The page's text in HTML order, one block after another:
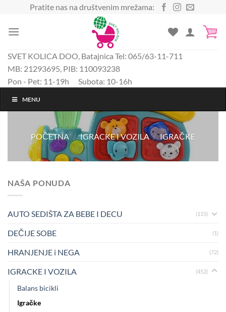
sadržaj
Pratite nas na društvenim mrežama:
SVET KOLICA DOO, Batajnica Tel: 065/63-11-711
MB: 21293695, PIB: 110093238
Pon - Pet: 11-19h Subota: 10-16h
MENU
POČETNA / IGRACKE I VOZILA / IGRAČKE
NAŠA PONUDA
AUTO SEDIŠTA ZA BEBE I DECU (115)
DEČIJE SOBE (1)
HRANJENJE i NEGA (72)
IGRACKE I VOZILA (452)
Balans bicikli
Igračke